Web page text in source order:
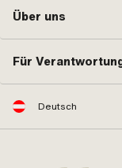
Über uns
Für
Deutsch